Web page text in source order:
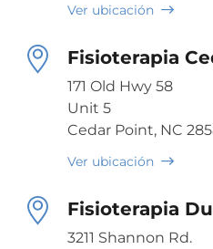
Ver ubicación
Fisioterapia
171 Old Hwy 58
Unit 5
Cedar Point, NC
Ver ubicación
Fisioterapia
3211 Shannon Rd.